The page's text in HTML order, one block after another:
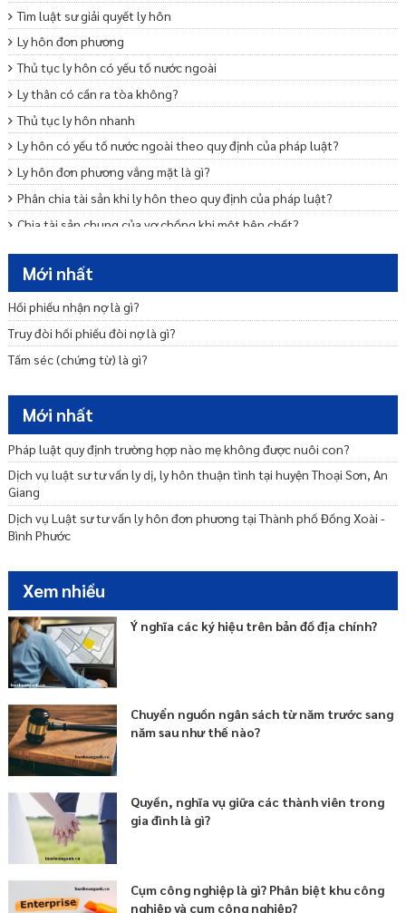
Tìm luật sư giải quyết ly hôn
Ly hôn đơn phương
Thủ tục ly hôn có yếu tố nước ngoài
Ly thân có cần ra tòa không?
Thủ tục ly hôn nhanh
Ly hôn có yếu tố nước ngoài theo quy định của pháp luật?
Ly hôn đơn phương vắng mặt là gì?
Phân chia tài sản khi ly hôn theo quy định của pháp luật?
Chia tài sản chung của vợ chồng khi một bên chết?
Trình tự, thủ tục ly hôn thuận tình
Ly hôn đơn phương cần những giấy tờ gì
Nộp đơn ly hôn bao lâu thì được giải quyết?
Mới nhất
Hối phiếu nhận nợ là gì?
Truy đòi hối phiếu đòi nợ là gì?
Tấm séc (chứng từ) là gì?
Mới nhất
Pháp luật quy định trường hợp nào mẹ không được nuôi con?
Dịch vụ luật sư tư vấn ly dị, ly hôn thuận tình tại huyện Thoại Sơn, An
Giang
Dịch vụ Luật sư tư vấn ly hôn đơn phương tại Thành phố Đồng Xoài -
Bình Phước
Xem nhiều
Ý nghĩa các ký hiệu trên bản đồ địa chính?
Chuyển nguồn ngân sách từ năm trước sang
năm sau như thế nào?
Quyền, nghĩa vụ giữa các thành viên trong
gia đình là gì?
Cụm công nghiệp là gì? Phân biệt khu công
nghiệp và cụm công nghiệp?